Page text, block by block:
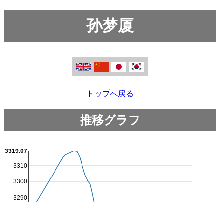
孙梦厦
トップへ戻る
推移グラフ
3290
3300
3310
3319.07